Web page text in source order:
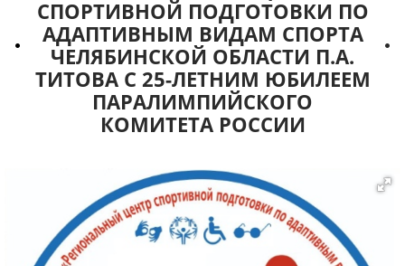
СПОРТИВНОЙ ПОДГОТОВКИ ПО
АДАПТИВНЫМ ВИДАМ СПОРТА
ЧЕЛЯБИНСКОЙ ОБЛАСТИ П.А.
ТИТОВА С 25-ЛЕТНИМ ЮБИЛЕЕМ
ПАРАЛИМПИЙСКОГО
КОМИТЕТА РОССИИ